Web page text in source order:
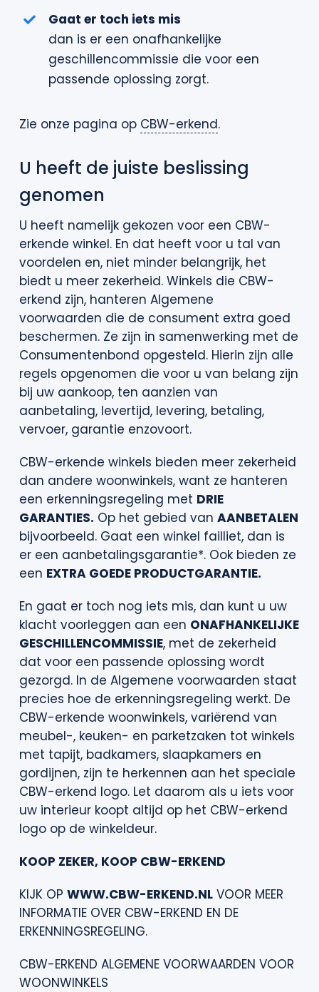
Gaat er toch iets mis
dan is er een onafhankelijke
geschillencommissie die voor een
passende oplossing zorgt.
Zie onze pagina op CBW-erkend.
U heeft de juiste beslissing
genomen
U heeft namelijk gekozen voor een CBW-
erkende winkel. En dat heeft voor u tal van
voordelen en, niet minder belangrijk, het
biedt u meer zekerheid. Winkels die CBW-
erkend zijn, hanteren Algemene
voorwaarden die de consument extra goed
beschermen. Ze zijn in samenwerking met de
Consumentenbond opgesteld. Hierin zijn alle
regels opgenomen die voor u van belang zijn
bij uw aankoop, ten aanzien van
aanbetaling, levertijd, levering, betaling,
vervoer, garantie enzovoort.
CBW-erkende winkels bieden meer zekerheid
dan andere woonwinkels, want ze hanteren
een erkenningsregeling met DRIE
GARANTIES. Op het gebied vanAANBETALEN
bijvoorbeeld. Gaat een winkel failliet, dan is
er een aanbetalingsgarantie*. Ook bieden ze
een EXTRA GOEDE PRODUCTGARANTIE.
En gaat er toch nog iets mis, dan kunt u uw
klacht voorleggen aan een ONAFHANKELIJKE
GESCHILLENCOMMISSIE, met de zekerheid
dat voor een passende oplossing wordt
gezorgd. In de Algemene voorwaarden staat
precies hoe de erkenningsregeling werkt. De
CBW-erkende woonwinkels, variërend van
meubel-, keuken- en parketzaken tot winkels
met tapijt, badkamers, slaapkamers en
gordijnen, zijn te herkennen aan het speciale
CBW-erkend logo. Let daarom als u iets voor
uw interieur koopt altijd op het CBW-erkend
logo op de winkeldeur.
KOOP ZEKER, KOOP CBW-ERKEND
KIJK OPWWW.CBW-ERKEND.NL VOOR MEER
INFORMATIE OVER CBW-ERKEND EN DE
ERKENNINGSREGELING.
CBW-ERKEND ALGEMENE VOORWAARDEN VOOR
WOONWINKELS